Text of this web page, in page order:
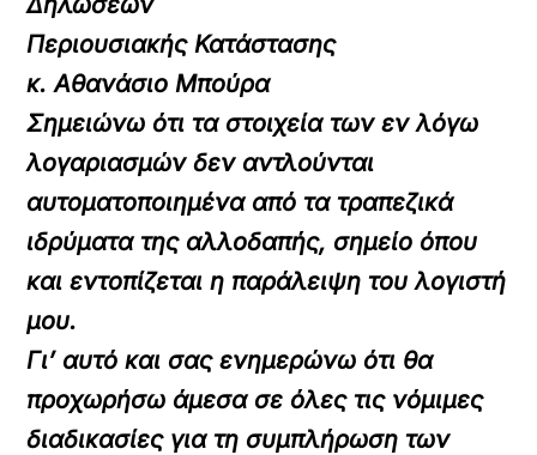
Περιουσιακής Κατάστασης
κ. Αθανάσιο Μπούρα
Σημειώνω ότι τα στοιχεία των εν λόγω
λογαριασμών δεν αντλούνται
αυτοματοποιημένα από τα τραπεζικά
ιδρύματα της αλλοδαπής, σημείο όπου
και εντοπίζεται η παράλειψη του λογιστή
μου.
Γι’ αυτό και σας ενημερώνω ότι θα
προχωρήσω άμεσα σε όλες τις νόμιμες
διαδικασίες για τη συμπλήρωση των